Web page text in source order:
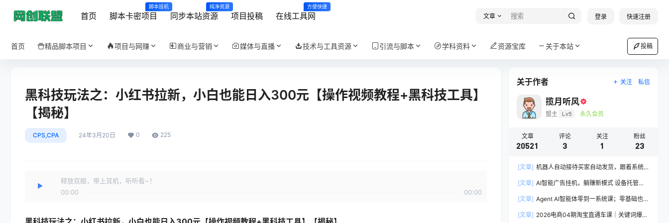
首页 脚本卡密项目
脚本挂机
同步本站资源
纯净资源
项目投稿 在线工具网
方便快捷
文章 登录 快速注册
首页 精品脚本项目 项目与网赚 商业与营销 媒体与直播 技术与工具资源 引流与脚本 学科资料 资源宝库 关于本站 投稿
黑科技玩法之：小红书拉新，小白也能日入300元【操作视频教程+黑科技工具】
【揭秘】
CPS,CPA 24年3月20日 0 225
释放双眼，带上耳机，听听看~！
00:00
00:00
关于作者 关注 私信
揽月听风
盟主 Lv5 永久会员
文章
20521
评论
3
关注
1
粉丝
23
[文章] 机器人自动接待买家自动发货，跟着系统
[文章] AI智能广告挂机，躺赚新模式 设备托管运
[文章] Agent AI智能体零到一系统课；零基础也能
完整覆盖
[文章] 2026电商04期淘宝直通车课｜关键词爆打